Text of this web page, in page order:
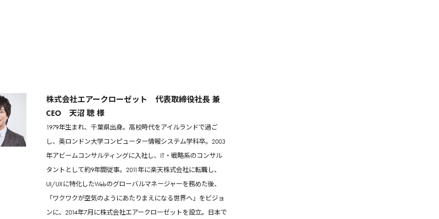
株式会社エアークローゼット 代表取締役社長 兼
CEO 天沼 聰 様
1979年生まれ、千葉県出身。高校時代をアイルランドで過ご
し、英ロンドン大学コンピューター情報システム学科卒。2003
年アビームコンサルティングに入社し、IT・戦略系のコンサル
タントとして約9年間従事。2011年に楽天株式会社に転職し、
UI/UXに特化したWebのグローバルマネージャーを務めた後、
「ワクワクが空気のようにあたりまえになる世界へ」をビジョ
ンに、2014年7月に株式会社エアークローゼットを設立。日本で